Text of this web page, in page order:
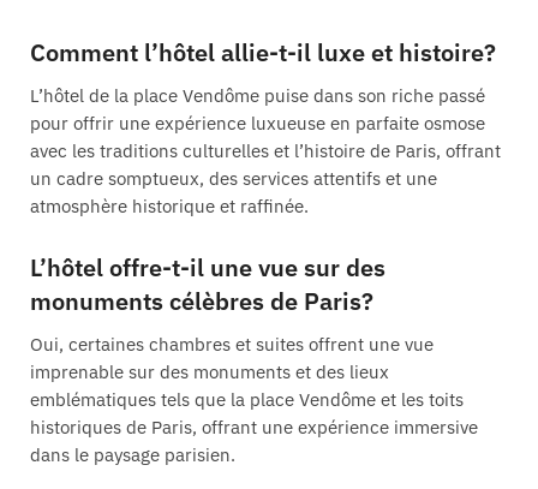
Comment l’hôtel allie-t-il luxe et histoire?
L’hôtel de la place Vendôme puise dans son riche passé
pour offrir une expérience luxueuse en parfaite osmose
avec les traditions culturelles et l’histoire de Paris, offrant
un cadre somptueux, des services attentifs et une
atmosphère historique et raffinée.
L’hôtel offre-t-il une vue sur des
monuments célèbres de Paris?
Oui, certaines chambres et suites offrent une vue
imprenable sur des monuments et des lieux
emblématiques tels que la place Vendôme et les toits
historiques de Paris, offrant une expérience immersive
dans le paysage parisien.